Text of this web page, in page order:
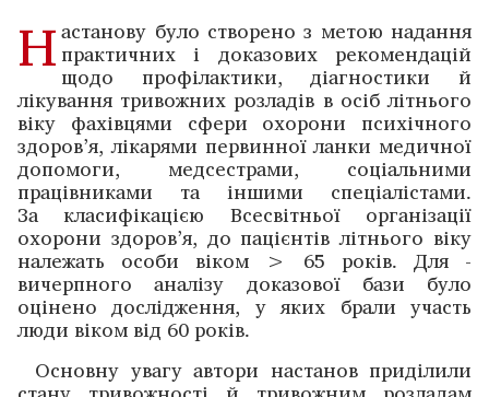
Настанову було створено з метою надання
практичних і доказових рекомендацій
щодо профілактики, діагностики й
лікування тривожних розладів в осіб літнього
віку фахівцями сфери охорони психічного
здоров’я, лікарями первинної ланки медичної
допомоги, медсестрами, соціальними
працівниками та іншими спеціалістами.
За класифікацією Всесвітньої організації
охорони здоров’я, до пацієнтів літнього віку
нале­жать особи віком > 65 років. Для ­
вичерпного аналізу доказової бази було
оцінено дослі­дження, у яких ­брали участь
люди віком від 60 років.
Основну увагу автори настанов приділили